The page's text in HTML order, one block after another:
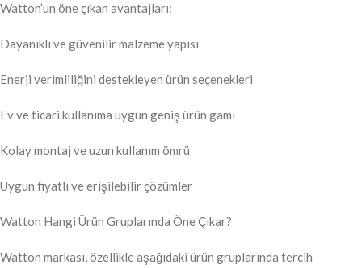
Watton’un öne çıkan avantajları:
Dayanıklı ve güvenilir malzeme yapısı
Enerji verimliliğini destekleyen ürün seçenekleri
Ev ve ticari kullanıma uygun geniş ürün gamı
Kolay montaj ve uzun kullanım ömrü
Uygun fiyatlı ve erişilebilir çözümler
Watton Hangi Ürün Gruplarında Öne Çıkar?
Watton markası, özellikle aşağıdaki ürün gruplarında tercih